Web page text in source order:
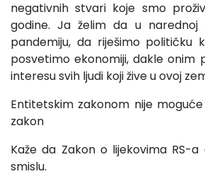
negativnih stvari koje smo
godine. Ja želim da u narednoj
pandemiju, da riješimo političku
posvetimo ekonomiji, dakle onim
interesu svih ljudi koji žive u ovoj
Entitetskim zakonom nije
zakon
Kaže da Zakon o lijekovima RS-
smislu.